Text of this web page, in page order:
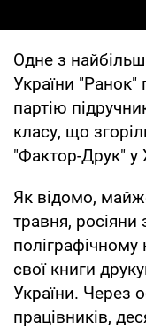
Одне з
України
партію
класу, що
"Фактор-Друк" у
Як відомо,
травня, росіяни
свої книги
України. Через
працівників,